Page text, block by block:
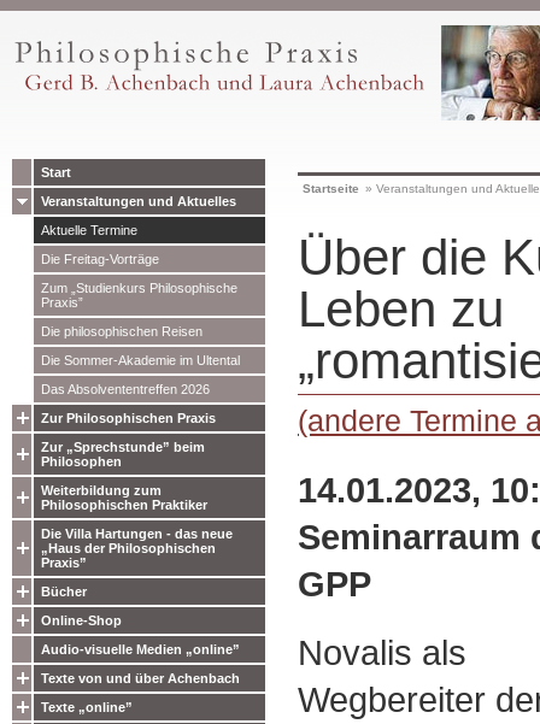
Start
Veranstaltungen und Aktuelles
Aktuelle Termine
Die Freitag-Vorträge
Zum „Studienkurs Philosophische
Praxis”
Die philosophischen Reisen
Die Sommer-Akademie im Ultental
Das Absolvententreffen 2026
Zur Philosophischen Praxis
Zur „Sprechstunde” beim
Philosophen
Weiterbildung zum
Philosophischen Praktiker
Die Villa Hartungen - das neue
„Haus der Philosophischen
Praxis”
Bücher
Online-Shop
Audio-visuelle Medien „online”
Texte von und über Achenbach
Texte „online”
Startseite » Veranstaltungen und
Über die
Leben zu
(andere Termine
14.01.2023,
Seminarraum
GPP
Novalis als
Wegbereiter